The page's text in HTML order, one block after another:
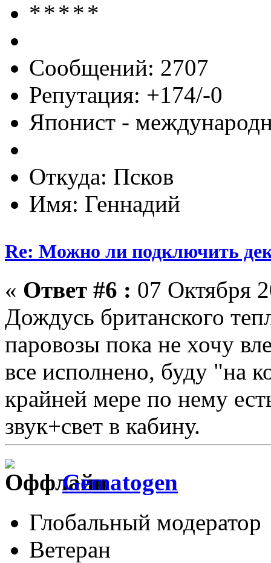
Сообщений: 2707
Репутация: +174/-0
Японист -
Откуда: Псков
Имя: Геннадий
Re: Можно ли подключить
« Ответ #6 : 07 Октября
Дождусь британского
паровозы пока не хочу
все исполнено, буду "на
крайней мере по нему
звук+свет в кабину.
Gematogen
Глобальный модератор
Ветеран